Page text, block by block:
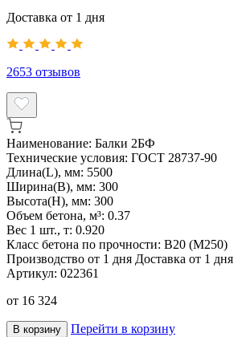
Доставка от 1 дня
2653 отзывов
Наименование: Балки 2БФ
Технические условия: ГОСТ 28737-90
Длина(L), мм: 5500
Ширина(B), мм: 300
Высота(H), мм: 300
Объем бетона, м³: 0.37
Вес 1 шт., т: 0.920
Класс бетона по прочности: B20 (M250)
Производство от 1 дня Доставка от 1 дня
Артикул: 022361
от 16 324
В корзину Перейти в корзину